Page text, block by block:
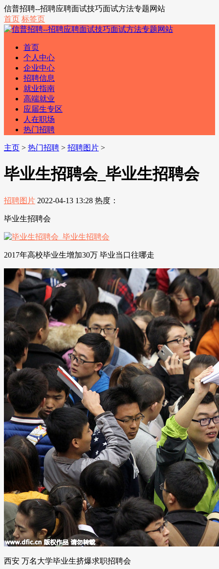
信普招聘--招聘应聘面试技巧面试方法专题网站
首页 标签页
首页
个人中心
企业中心
招聘信息
就业指南
高端就业
应届生专区
人在职场
热门招聘
主页 > 热门招聘 > 招聘图片 >
毕业生招聘会_毕业生招聘会
招聘图片 2022-04-13 13:28 热度：
毕业生招聘会
2017年高校毕业生增加30万 毕业当口往哪走
西安 万名大学毕业生挤爆求职招聘会